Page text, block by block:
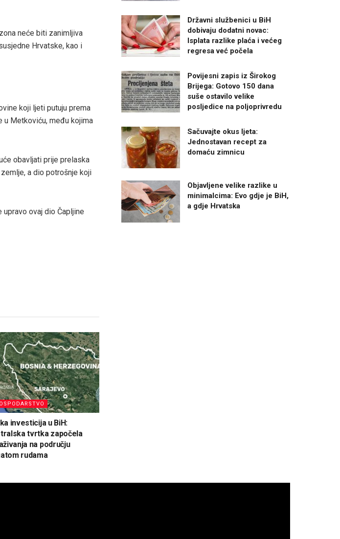
neće biti zanimljiva
Hrvatske, kao i
koji ljeti putuju prema
u Metkoviću, među kojima
obavljati prije prelaska
a dio potrošnje koji
upravo ovaj dio Čapljine
investicija u BiH:
tvrtka započela
na području
rudama
Državni službenici u BiH
dobivaju dodatni novac:
Isplata razlike plaća i većeg
regresa već počela
Povijesni zapis iz Širokog
Brijega: Gotovo 150 dana
suše ostavilo velike
posljedice na poljoprivredu
Sačuvajte okus ljeta:
Jednostavan recept za
domaću zimnicu
Objavljene velike razlike u
minimalcima: Evo gdje je BiH,
a gdje Hrvatska